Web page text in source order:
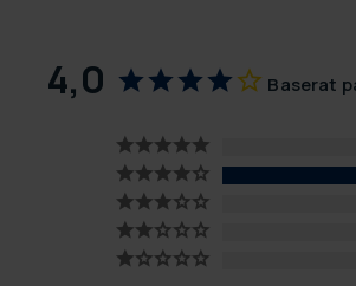
4,0 Baserat